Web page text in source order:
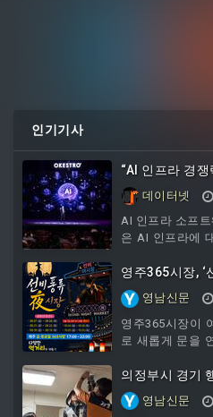
인기기사
“AI 인프라 경쟁
율’이 좌우한다”
데이터넷
AI 인프라 소프
은 AI 인프라에
인했다고 밝혔다
컨퍼런스
의 AI 인프라 구
기술 논의가 이
답 지연 개선, 복
용해 추론 성능
가 증가하고 있는
영주365시장, ‘
격 개장!영남신문
영주365시장이
로 새롭게 문을
夜시장'을 운영
러진 새로운 야
야시장은 영주의
의정부시 경기
서, 독거노인 가
영남신문